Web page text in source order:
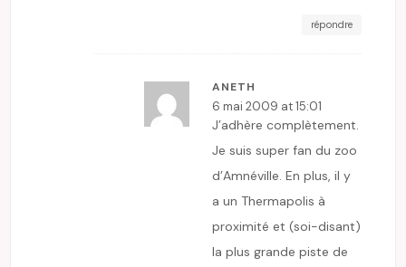
répondre
ANETH
6 mai 2009 at 15:01
J’adhère complètement.
Je suis super fan du zoo
d’Amnéville. En plus, il y
a un Thermapolis à
proximité et (soi-disant)
la plus grande piste de